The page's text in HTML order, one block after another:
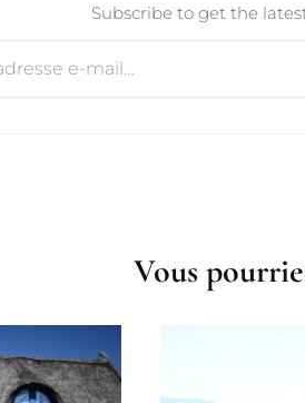
Subscribe to get the
Vous